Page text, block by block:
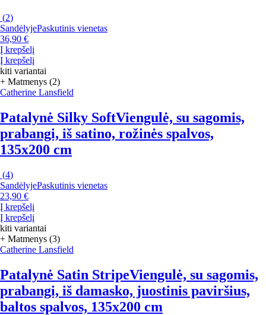
(2)
SandėlyjePaskutinis vienetas
36,90 €
Į krepšelį
Į krepšelį
kiti variantai
+ Matmenys (2)
Catherine Lansfield
Patalynė Silky SoftViengulė, su sagomis,
prabangi, iš satino, rožinės spalvos,
135x200 cm
(4)
SandėlyjePaskutinis vienetas
23,90 €
Į krepšelį
Į krepšelį
kiti variantai
+ Matmenys (3)
Catherine Lansfield
Patalynė Satin StripeViengulė, su sagomis,
prabangi, iš damasko, juostinis paviršius,
baltos spalvos, 135x200 cm